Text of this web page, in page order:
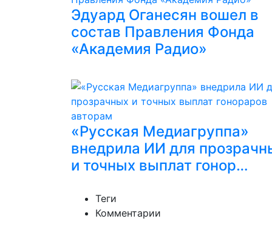
Эдуард Оганесян вошел в
состав Правления Фонда
«Академия Радио»
«Русская Медиагруппа»
внедрила ИИ для
и точных выплат гонор…
Теги
Комментарии